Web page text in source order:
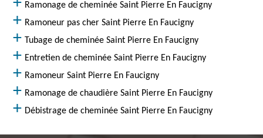
Ramonage de cheminée Saint Pierre En Faucigny
Ramoneur pas cher Saint Pierre En Faucigny
Tubage de cheminée Saint Pierre En Faucigny
Entretien de cheminée Saint Pierre En Faucigny
Ramoneur Saint Pierre En Faucigny
Ramonage de chaudière Saint Pierre En Faucigny
Débistrage de cheminée Saint Pierre En Faucigny